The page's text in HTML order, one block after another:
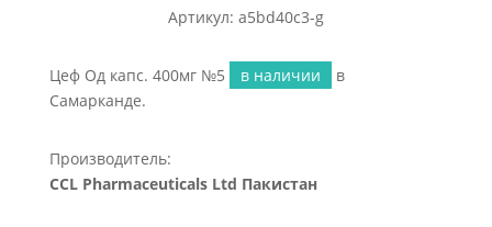
Артикул: a5bd40c3-g
Цеф Од капс. 400мг №5 в наличии
в
Самарканде.
Производитель:
CCL Pharmaceuticals Ltd Пакистан